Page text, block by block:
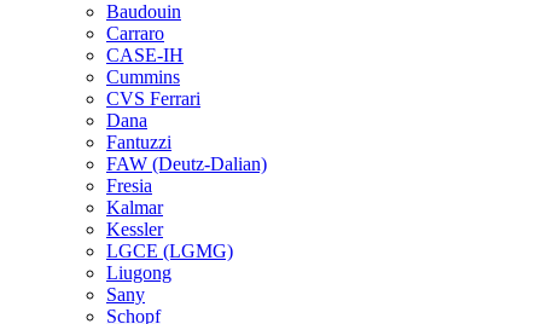
Baudouin
Carraro
CASE-IH
Cummins
CVS Ferrari
Dana
Fantuzzi
FAW (Deutz-Dalian)
Fresia
Kalmar
Kessler
LGCE (LGMG)
Liugong
Sany
Schopf